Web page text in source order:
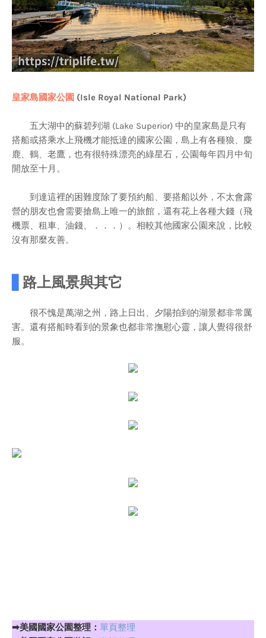
皇家島國家公園 (Isle Royal National Park)
五大湖中的蘇碧列湖 (Lake Superior) 中的皇家島是只有
搭船或搭乘水上飛機才能抵達的國家公園，島上有各種狼、麋
鹿、鶴、老鷹，也有很特殊漂亮的綠星石，公園每年四月中旬
開放至十月。
到達這裡的困難度除了要預約船、要搭船以外，不太會露
營的朋友也會需要搶島上唯一的旅館，還有花上各種大錢（飛
機票、租車、油錢、．．．）。相較其他國家公園來說，比較
沒有那麼友善。
路上風景與其它
很不愧是萬湖之州，路上日出、夕陽拍到的湖景都非常厲
害。還有搭船時看到的景象也都非常撫慰心靈，讓人覺得很舒
服。
➡美國國家公園整理： 單頁整理